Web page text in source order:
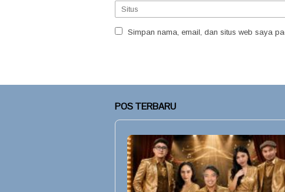
Simpan nama, email, dan situs web saya
POS TERBARU